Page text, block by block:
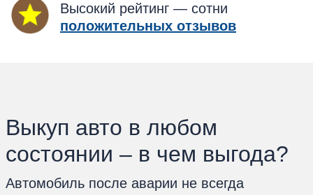
Высокий рейтинг — сотни
положительных отзывов
Выкуп авто в любом
состоянии – в чем выгода?
Автомобиль после аварии не всегда